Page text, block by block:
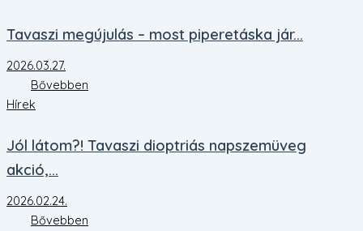
Tavaszi megújulás – most piperetáska jár...
2026.03.27.
Bővebben
Hírek
Jól látom?! Tavaszi dioptriás napszemüveg
akció,...
2026.02.24.
Bővebben